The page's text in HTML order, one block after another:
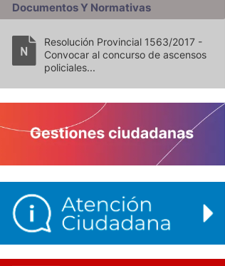
Documentos Y Normativas
Resolución Provincial 1563/2017 -
Convocar al concurso de ascensos
policiales...